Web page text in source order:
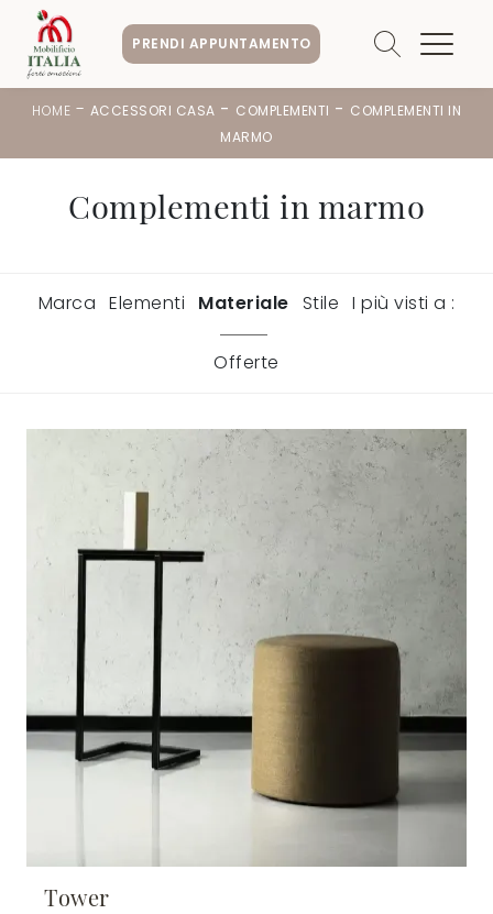
PRENDI APPUNTAMENTO
HOME - ACCESSORI CASA - COMPLEMENTI - COMPLEMENTI IN
MARMO
Complementi in marmo
Marca Elementi Materiale Stile I più visti a :
Offerte
Tower